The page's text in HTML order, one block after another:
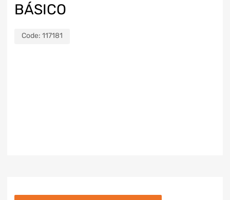
BÁSICO
Code: 117181